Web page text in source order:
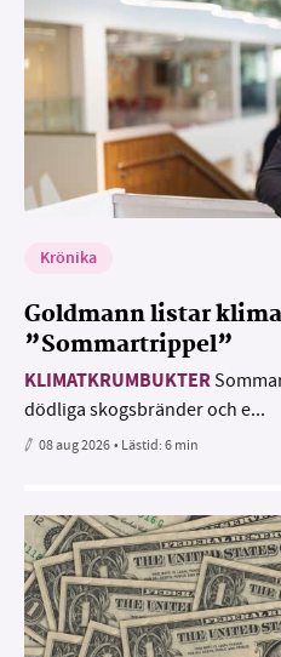
Krönika
Goldmann listar
”Sommartrippel”
KLIMATKRUMBUKTER
dödliga skogsbränder och e...
08 aug 2026• Lästid:6 min